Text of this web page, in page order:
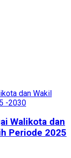
Walikota dan
Periode 2025